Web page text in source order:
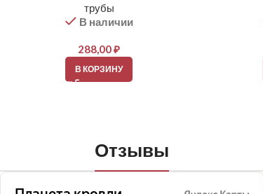
трубы
В наличии
288,00₽
В КОРЗИНУ
Отзывы